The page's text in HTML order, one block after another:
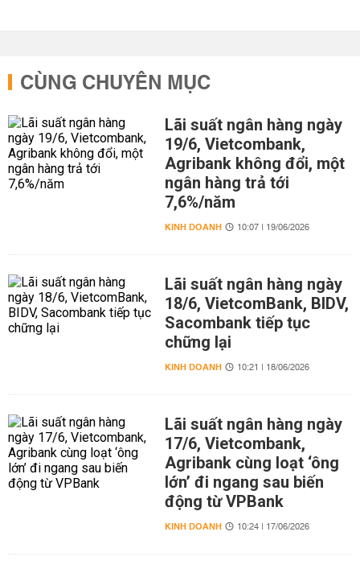
CÙNG CHUYÊN MỤC
Lãi suất ngân hàng ngày
19/6, Vietcombank,
Agribank không đổi, một
ngân hàng trả tới
7,6%/năm
KINH DOANH 10:07 | 19/06/2026
Lãi suất ngân hàng ngày
18/6, VietcomBank, BIDV,
Sacombank tiếp tục
chững lại
KINH DOANH 10:21 | 18/06/2026
Lãi suất ngân hàng ngày
17/6, Vietcombank,
Agribank cùng loạt ‘ông
lớn’ đi ngang sau biến
động từ VPBank
KINH DOANH 10:24 | 17/06/2026